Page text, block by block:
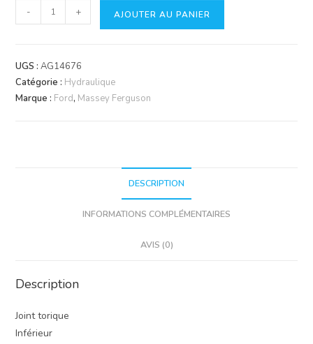
quantité
de
téflon=EONNB500AA
- + AJOUTER AU PANIER
UGS :AG14676
Catégorie : Hydraulique
Marque : Ford, Massey Ferguson
DESCRIPTION
INFORMATIONS COMPLÉMENTAIRES
AVIS (0)
Description
Joint torique
Inférieur